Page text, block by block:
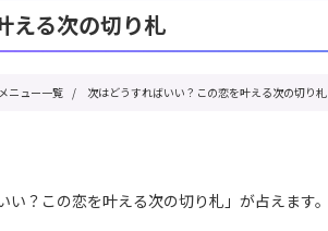
える次の切り札
ニュー一覧 / 次はどうすればいい？この恋を叶える次の切り札
？この恋を叶える次の切り札」が占えます。